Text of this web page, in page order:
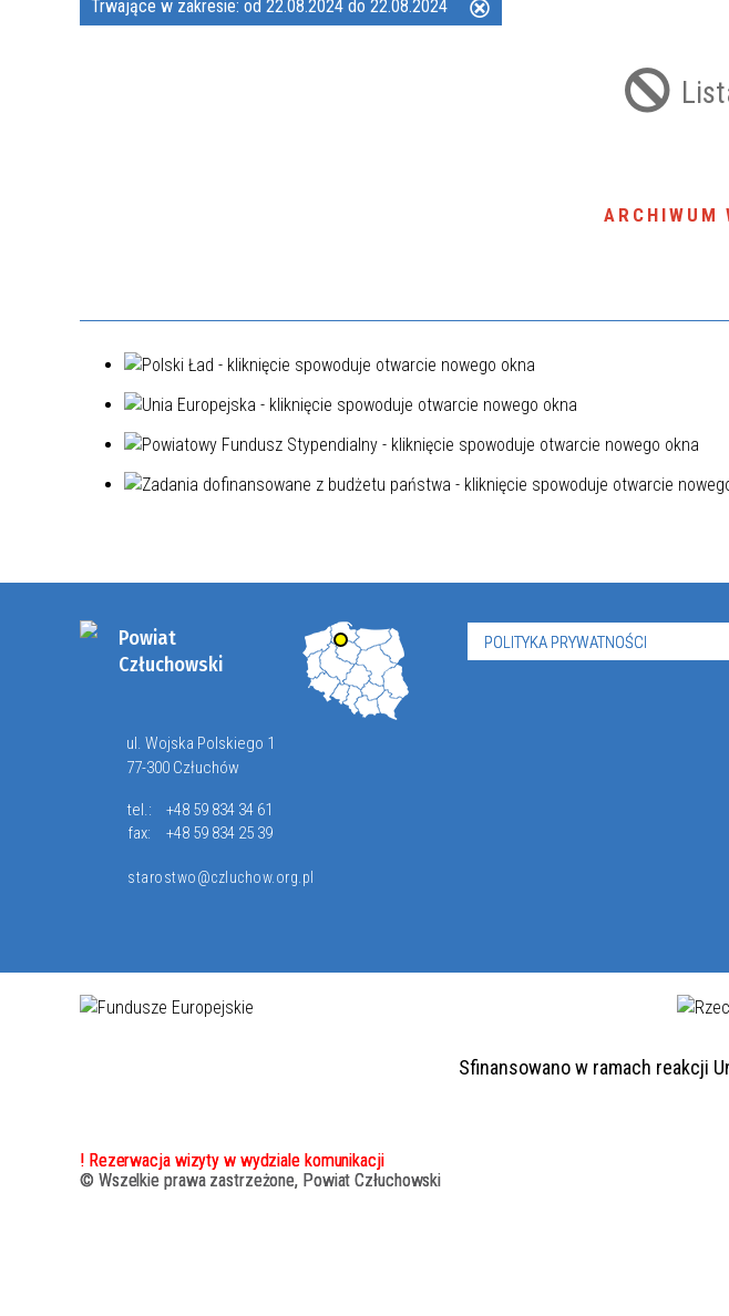
Trwające w zakresie: od 22.08.2024 do 22.08.2024
ARCHIWUM
Powiat
Człuchowski
ul. Wojska Polskiego 1
77-300 Człuchów
tel.:
+48 59 834 34 61
fax:
+48 59 834 25 39
starostwo@czluchow.org.pl
POLITYKA PRYWATNOŚCI
Sfinansowano w ramach reakcji
! Rezerwacja wizyty w wydziale komunikacji
© Wszelkie prawa zastrzeżone, Powiat Człuchowski